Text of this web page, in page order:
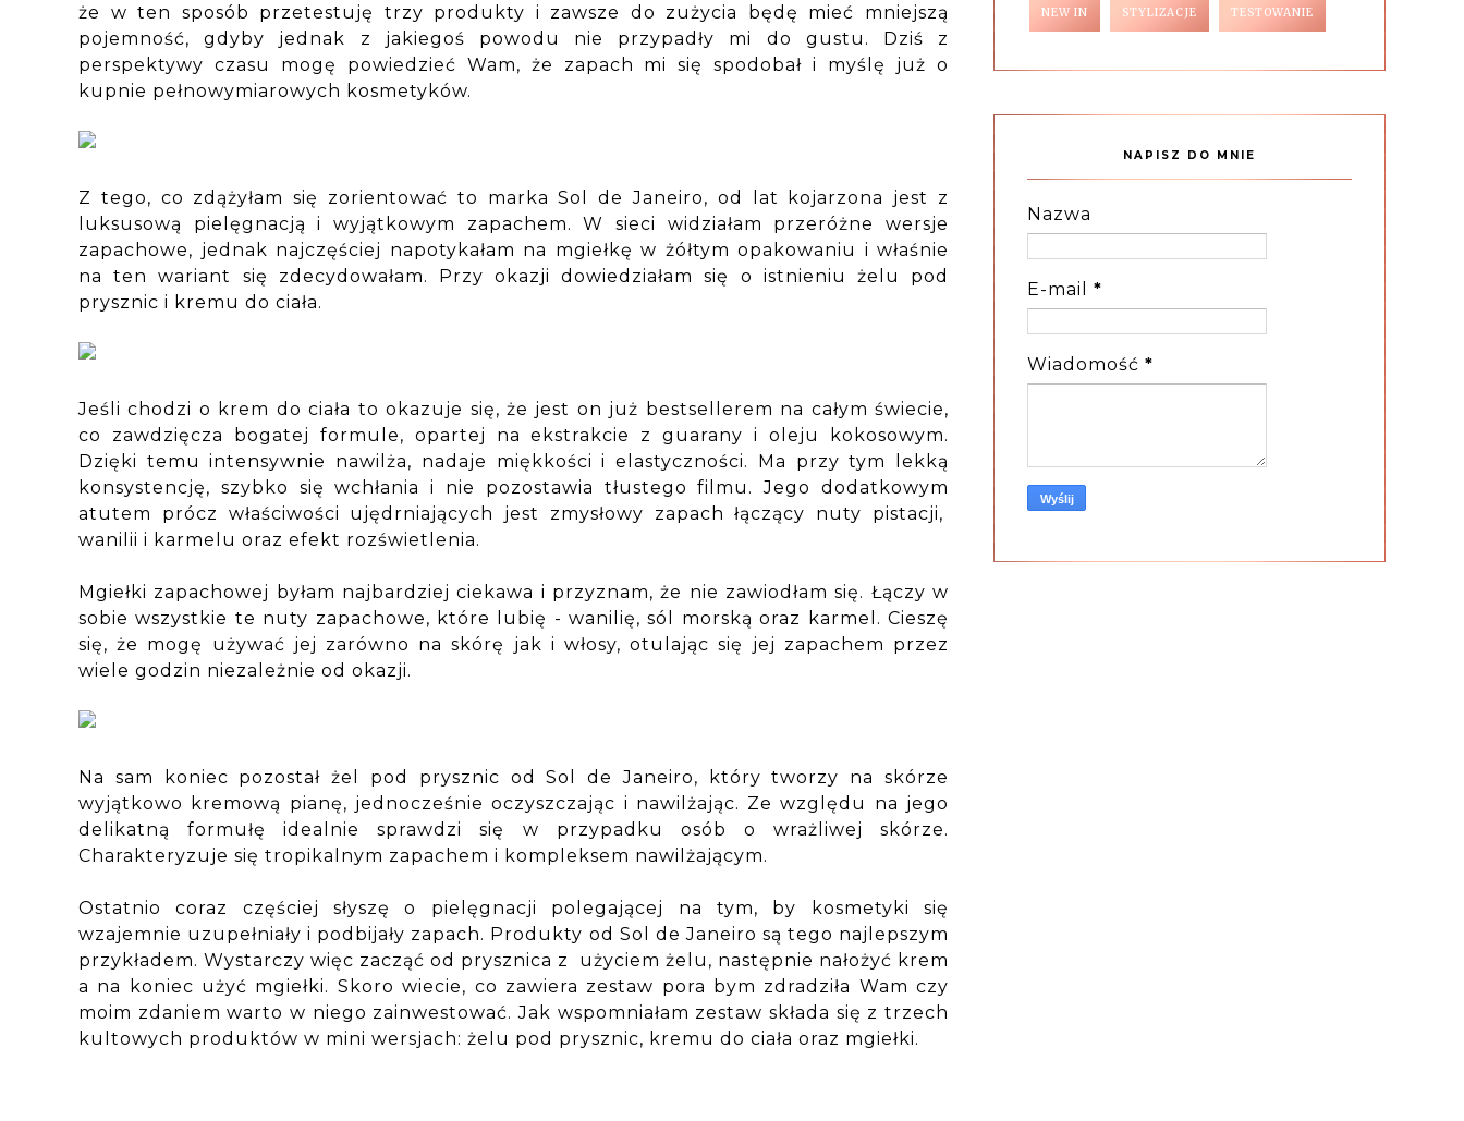
że w ten sposób przetestuję trzy produkty i zawsze do zużycia będę mieć mniejszą
pojemność, gdyby jednak z jakiegoś powodu nie przypadły mi do gustu. Dziś z
perspektywy czasu mogę powiedzieć Wam, że zapach mi się spodobał i myślę już o
kupnie pełnowymiarowych kosmetyków.
Z tego, co zdążyłam się zorientować to marka Sol de Janeiro, od lat kojarzona jest z
luksusową pielęgnacją i wyjątkowym zapachem. W sieci widziałam przeróżne wersje
zapachowe, jednak najczęściej napotykałam na mgiełkę w żółtym opakowaniu i właśnie
na ten wariant się zdecydowałam. Przy okazji dowiedziałam się o istnieniu żelu pod
prysznic i kremu do ciała.
Jeśli chodzi o krem do ciała to okazuje się, że jest on już bestsellerem na całym świecie,
co zawdzięcza bogatej formule, opartej na ekstrakcie z guarany i oleju kokosowym.
Dzięki temu intensywnie nawilża, nadaje miękkości i elastyczności. Ma przy tym lekką
konsystencję, szybko się wchłania i nie pozostawia tłustego filmu. Jego dodatkowym
atutem prócz właściwości ujędrniających jest zmysłowy zapach łączący nuty pistacji,
wanilii i karmelu oraz efekt rozświetlenia.
Mgiełki zapachowej byłam najbardziej ciekawa i przyznam, że nie zawiodłam się. Łączy w
sobie wszystkie te nuty zapachowe, które lubię - wanilię, sól morską oraz karmel. Cieszę
się, że mogę używać jej zarówno na skórę jak i włosy, otulając się jej zapachem przez
wiele godzin niezależnie od okazji.
Na sam koniec pozostał żel pod prysznic od Sol de Janeiro, który tworzy na skórze
wyjątkowo kremową pianę, jednocześnie oczyszczając i nawilżając. Ze względu na jego
delikatną formułę idealnie sprawdzi się w przypadku osób o wrażliwej skórze.
Charakteryzuje się tropikalnym zapachem i kompleksem nawilżającym.
Ostatnio coraz częściej słyszę o pielęgnacji polegającej na tym, by kosmetyki się
wzajemnie uzupełniały i podbijały zapach. Produkty od Sol de Janeiro są tego najlepszym
przykładem. Wystarczy więc zacząć od prysznica z użyciem żelu, następnie nałożyć krem
a na koniec użyć mgiełki. Skoro wiecie, co zawiera zestaw pora bym zdradziła Wam czy
moim zdaniem warto w niego zainwestować. Jak wspomniałam zestaw składa się z trzech
kultowych produktów w mini wersjach: żelu pod prysznic, kremu do ciała oraz mgiełki.
NEW IN STYLIZACJE TESTOWANIE
NAPISZ DO MNIE
Nazwa
E-mail *
Wiadomość *